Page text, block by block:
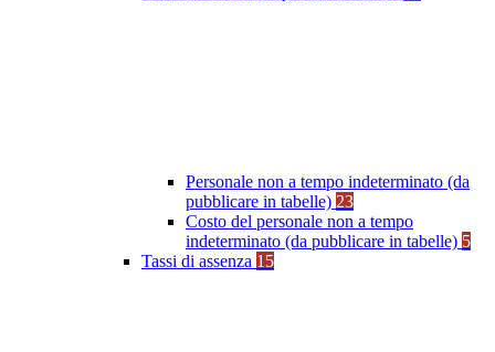
Personale non a tempo indeterminato (da
pubblicare in tabelle) 23
Costo del personale non a tempo
indeterminato (da pubblicare in tabelle) 5
Tassi di assenza 15